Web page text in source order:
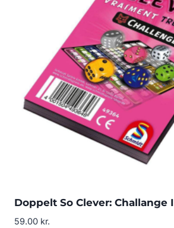
Doppelt So Clever: Challange I
59.00 kr.